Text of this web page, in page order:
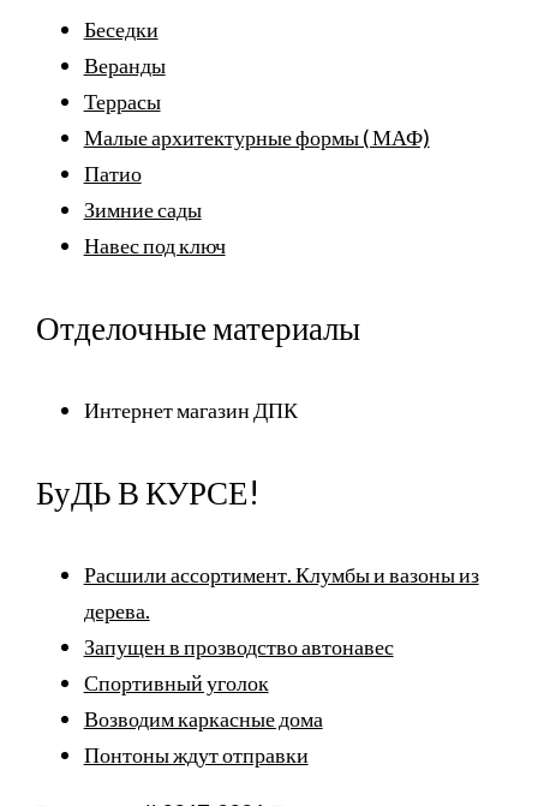
Беседки
Веранды
Террасы
Малые архитектурные формы ( МАФ)
Патио
Зимние сады
Навес под ключ
Отделочные материалы
Интернет магазин ДПК
БуДЬ В КУРСЕ!
Расшили ассортимент. Клумбы и вазоны из
дерева.
Запущен в прозводство автонавес
Спортивный уголок
Возводим каркасные дома
Понтоны ждут отправки